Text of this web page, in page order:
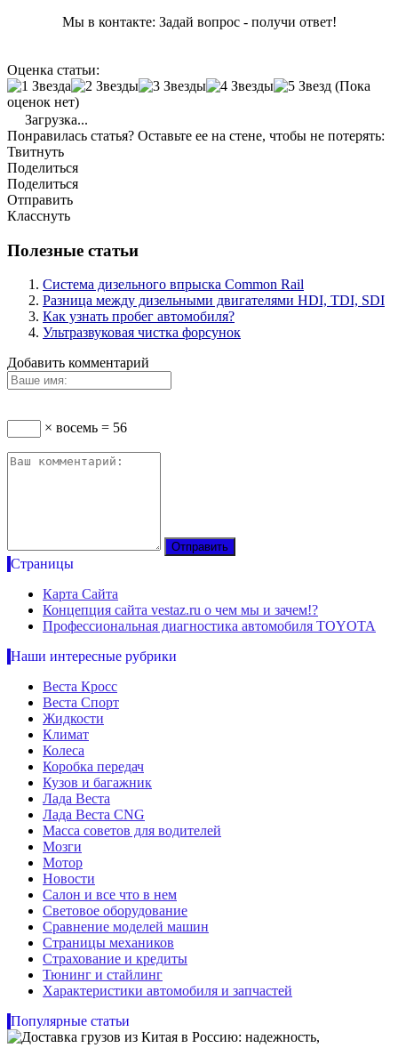
Мы в контакте: Задай вопрос - получи ответ!
Оценка статьи:
(Пока
оценок нет)
Загрузка...
Понравилась статья? Оставьте ее на стене, чтобы не потерять:
Твитнуть
Поделиться
Поделиться
Отправить
Класснуть
Полезные статьи
Система дизельного впрыска Common Rail
Разница между дизельными двигателями HDI, TDI, SDI
Как узнать пробег автомобиля?
Ультразвуковая чистка форсунок
Добавить комментарий
× восемь = 56
Страницы
Карта Сайта
Концепция сайта vestaz.ru о чем мы и зачем!?
Профессиональная диагностика автомобиля TOYOTA
Наши интересные рубрики
Веста Кросс
Веста Спорт
Жидкости
Климат
Колеса
Коробка передач
Кузов и багажник
Лада Веста
Лада Веста CNG
Масса советов для водителей
Мозги
Мотор
Новости
Салон и все что в нем
Световое оборудование
Сравнение моделей машин
Страницы механиков
Страхование и кредиты
Тюнинг и стайлинг
Характеристики автомобиля и запчастей
Популярные статьи